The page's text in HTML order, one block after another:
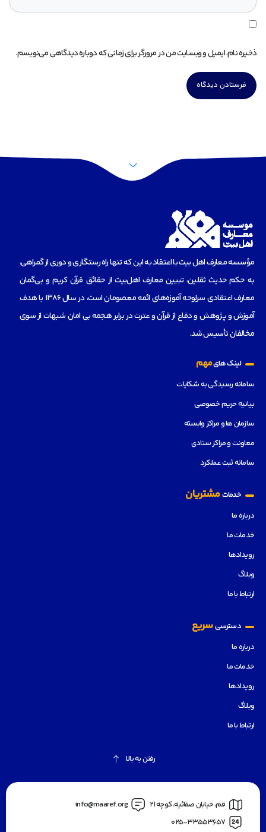
ذخیره نام، ایمیل و وبسایت من در مرورگر برای زمانی که دوباره دیدگاهی می‌نویسم.
مؤسسه‌ معارف اهل بیت با اعتقاد به این که تنها راه رستگاری و دوری از گمراهی،
به حکم حدیث ثقلین، تبیین معارف اهل‌بیت از حقائق قرآن کریم و بی‌گمان
معارف اعتقادی سرلوحه آموزه‌های ائمه معصومان است، در سال 1386 با هدف
آموزش و پژوهش و دفاع از قرآن و عترت در برابر هجمه بی امان شبهات از سوی
مخالفان تأسیس شد.
لینک هایمهم
سامانه رسیدگی به شکایات
بیانیه حریم خصوصی
سازمان ها و مراکز وابسته
معاونت و مراکز ستادی
سامانه ثبت عملکرد
خدماتمشتریان
درباره ما
خدمات ما
رویدادها
وبلاگ
ارتباط با ما
دسترسیسریع
درباره ما
خدمات ما
رویدادها
وبلاگ
ارتباط با ما
رفتن به بالا
قم، خیابان صفائیه، کوچه 21
info@maaref.org
025-33553657